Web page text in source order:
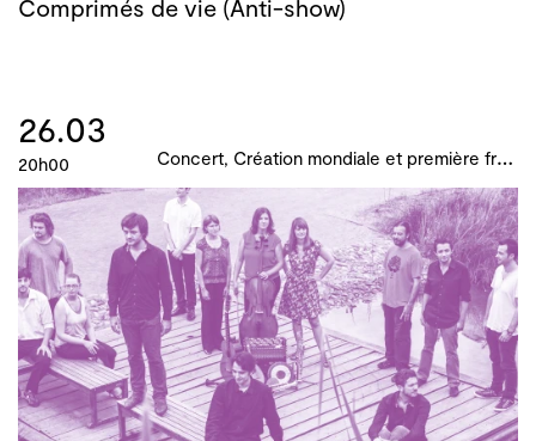
Comprimés de vie (Anti-show)
26.03
20h00 C
oncert, Création mondiale et première française, B!ME 2024